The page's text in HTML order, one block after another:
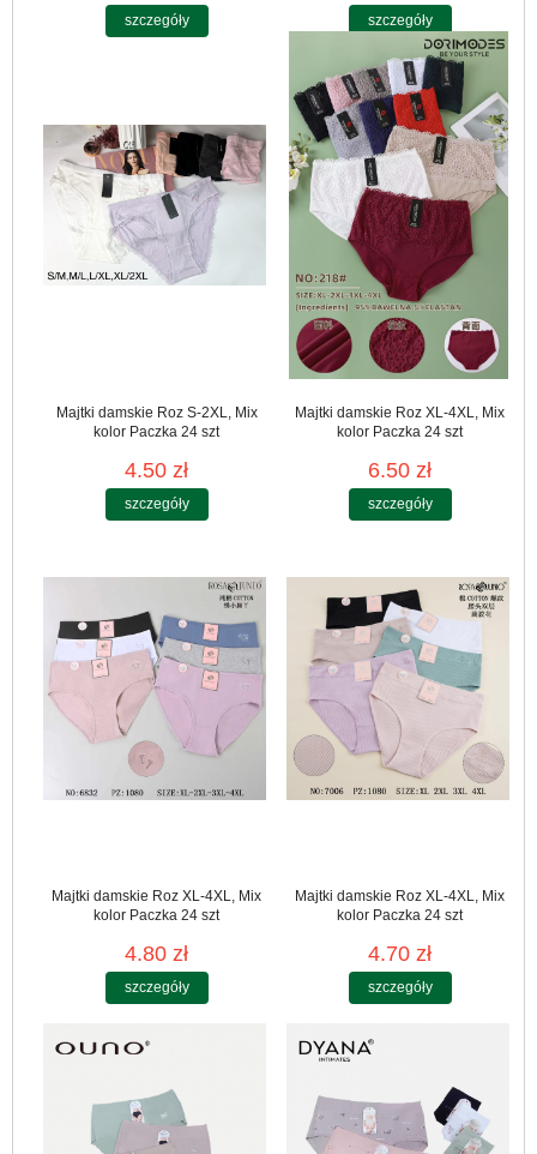
szczegóły szczegóły
Majtki damskie Roz S-2XL, Mix
kolor Paczka 24 szt
4.50 zł
szczegóły
Majtki damskie Roz XL-4XL, Mix
kolor Paczka 24 szt
6.50 zł
szczegóły
Majtki damskie Roz XL-4XL, Mix
kolor Paczka 24 szt
4.80 zł
szczegóły
Majtki damskie Roz XL-4XL, Mix
kolor Paczka 24 szt
4.70 zł
szczegóły